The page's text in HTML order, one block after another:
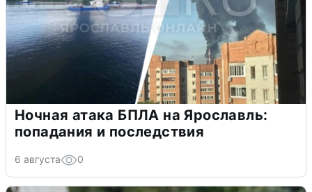
Ночная атака БПЛА на Ярославль:
попадания и последствия
6 августа 0